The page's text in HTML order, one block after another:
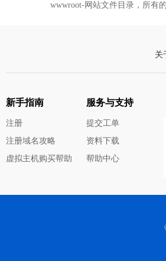
wwwroot-网站文件目录，所有
关
新手指南
注册
注册域名攻略
虚拟主机购买帮助
服务与支持
提交工单
资料下载
帮助中心